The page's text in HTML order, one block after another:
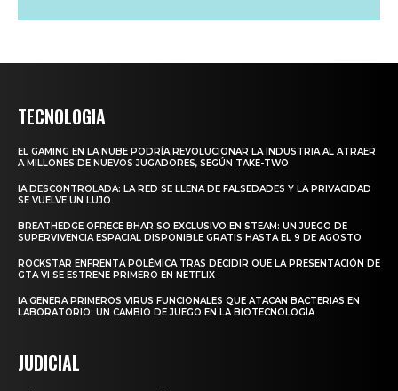
TECNOLOGIA
EL GAMING EN LA NUBE PODRÍA REVOLUCIONAR LA INDUSTRIA AL ATRAER
A MILLONES DE NUEVOS JUGADORES, SEGÚN TAKE-TWO
IA DESCONTROLADA: LA RED SE LLENA DE FALSEDADES Y LA PRIVACIDAD
SE VUELVE UN LUJO
BREATHEDGE OFRECE BHAR SO EXCLUSIVO EN STEAM: UN JUEGO DE
SUPERVIVENCIA ESPACIAL DISPONIBLE GRATIS HASTA EL 9 DE AGOSTO
ROCKSTAR ENFRENTA POLÉMICA TRAS DECIDIR QUE LA PRESENTACIÓN DE
GTA VI SE ESTRENE PRIMERO EN NETFLIX
IA GENERA PRIMEROS VIRUS FUNCIONALES QUE ATACAN BACTERIAS EN
LABORATORIO: UN CAMBIO DE JUEGO EN LA BIOTECNOLOGÍA
JUDICIAL